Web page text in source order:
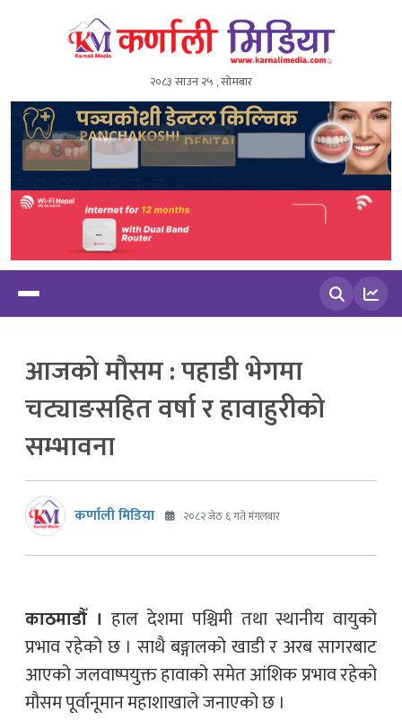
२०८३ साउन २५ , सोमबार
आजको मौसम : पहाडी भेगमा
चट्याङसहित वर्षा र हावाहुरीको
सम्भावना
कर्णाली मिडिया २०८२ जेठ ६ गते मंगलबार
काठमाडौँ । हाल देशमा पश्चिमी तथा स्थानीय वायुको
प्रभाव रहेको छ । साथै बङ्गालको खाडी र अरब सागरबाट
आएको जलवाष्पयुक्त हावाको समेत आंशिक प्रभाव रहेको
मौसम पूर्वानूमान महाशाखाले जनाएको छ ।